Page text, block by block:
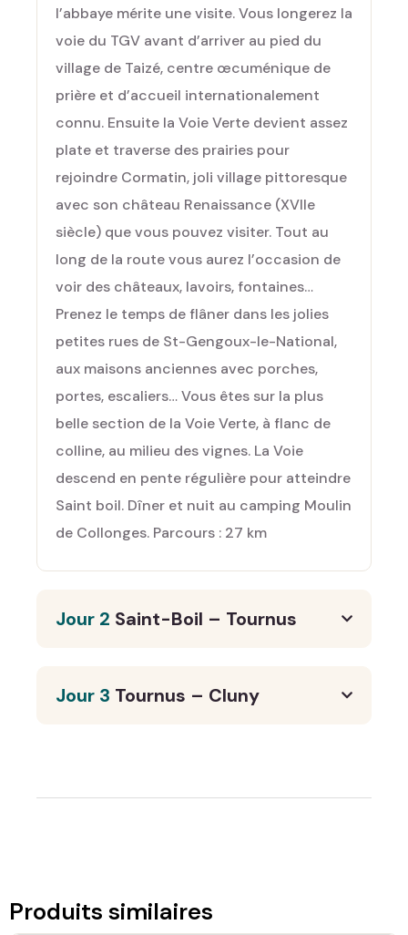
l’abbaye mérite une visite. Vous longerez la
voie du TGV avant d’arriver au pied du
village de Taizé, centre œcuménique de
prière et d’accueil internationalement
connu. Ensuite la Voie Verte devient assez
plate et traverse des prairies pour
rejoindre Cormatin, joli village pittoresque
avec son château Renaissance (XVIIe
siècle) que vous pouvez visiter. Tout au
long de la route vous aurez l’occasion de
voir des châteaux, lavoirs, fontaines…
Prenez le temps de flâner dans les jolies
petites rues de St-Gengoux-le-National,
aux maisons anciennes avec porches,
portes, escaliers… Vous êtes sur la plus
belle section de la Voie Verte, à flanc de
colline, au milieu des vignes. La Voie
descend en pente régulière pour atteindre
Saint boil. Dîner et nuit au camping Moulin
de Collonges. Parcours : 27 km
Jour 2 Saint-Boil – Tournus
Jour 3 Tournus – Cluny
Produits similaires